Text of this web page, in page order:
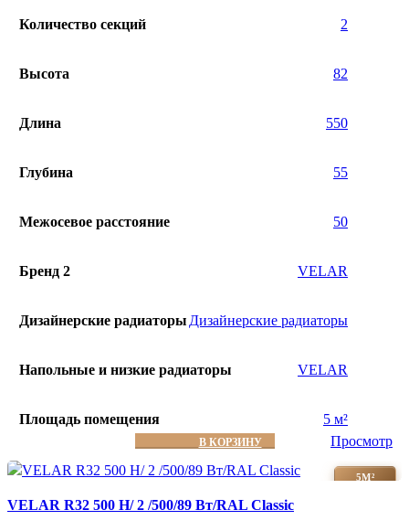
Количество секций 2
Высота 82
Длина 550
Глубина 55
Межосевое расстояние 50
Бренд 2 VELAR
Дизайнерские радиаторы Дизайнерские радиаторы
Напольные и низкие радиаторы VELAR
Площадь помещения 5 м²
В КОРЗИНУ Просмотр
5М²
VELAR R32 500 H/ 2 /500/89 Вт/RAL Classic